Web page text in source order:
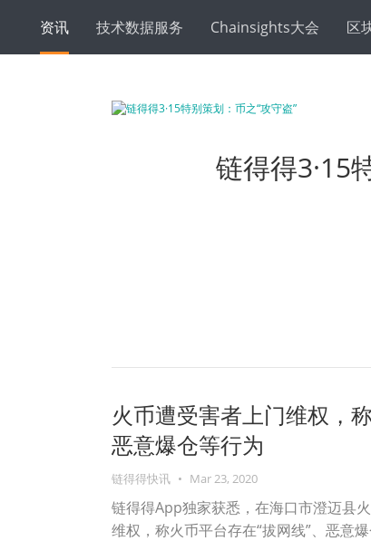
资讯 技术数据服务 Chainsights大会 区
链得得3·15
火币遭受害者上门维权，称
恶意爆仓等行为
链得得快讯 • Mar 23, 2020
链得得App独家获悉，在海口市澄迈县
维权，称火币平台存在“拔网线”、恶意